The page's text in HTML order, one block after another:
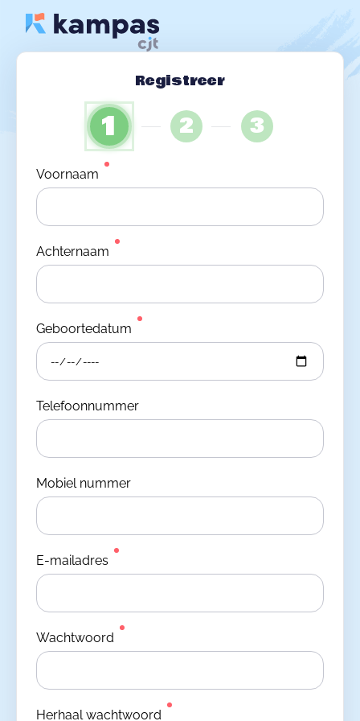
Registreer
1 2 3
Voornaam
Achternaam
Geboortedatum
Telefoonnummer
Mobiel nummer
E-mailadres
Wachtwoord
Herhaal wachtwoord